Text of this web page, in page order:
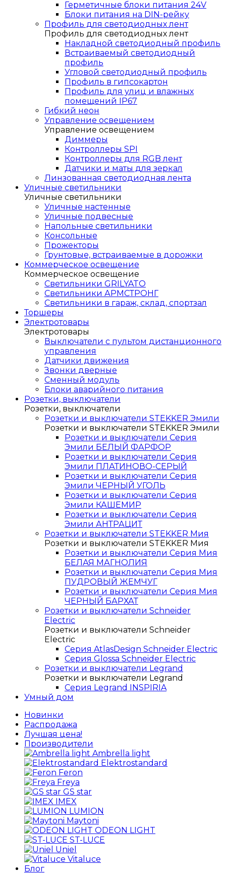
Герметичные блоки питания 24V
Блоки питания на DIN-рейку
Профиль для светодиодных лент
Профиль для светодиодных лент
Накладной светодиодный профиль
Встраиваемый светодиодный
профиль
Угловой светодиодный профиль
Профиль в гипсокартон
Профиль для улиц и влажных
помещений IP67
Гибкий неон
Управление освещением
Управление освещением
Диммеры
Контроллеры SPI
Контроллеры для RGB лент
Датчики и маты для зеркал
Линзованная светодиодная лента
Уличные светильники
Уличные светильники
Уличные настенные
Уличные подвесные
Напольные светильники
Консольные
Прожекторы
Грунтовые, встраиваемые в дорожки
Коммерческое освещение
Коммерческое освещение
Светильники GRILYATO
Светильники АРМСТРОНГ
Светильники в гараж, склад, спортзал
Торшеры
Электротовары
Электротовары
Выключатели с пультом дистанционного
управления
Датчики движения
Звонки дверные
Сменный модуль
Блоки аварийного питания
Розетки, выключатели
Розетки, выключатели
Розетки и выключатели STEKKER Эмили
Розетки и выключатели STEKKER Эмили
Розетки и выключатели Серия
Эмили БЕЛЫЙ ФАРФОР
Розетки и выключатели Серия
Эмили ПЛАТИНОВО-СЕРЫЙ
Розетки и выключатели Серия
Эмили ЧЕРНЫЙ УГОЛЬ
Розетки и выключатели Серия
Эмили КАШЕМИР
Розетки и выключатели Серия
Эмили АНТРАЦИТ
Розетки и выключатели STEKKER Мия
Розетки и выключатели STEKKER Мия
Розетки и выключатели Серия Мия
БЕЛАЯ МАГНОЛИЯ
Розетки и выключатели Серия Мия
ПУДРОВЫЙ ЖЕМЧУГ
Розетки и выключатели Серия Мия
ЧЕРНЫЙ БАРХАТ
Розетки и выключатели Schneider
Electric
Розетки и выключатели Schneider
Electric
Серия AtlasDesign Schneider Electric
Серия Glossa Schneider Electric
Розетки и выключатели Legrand
Розетки и выключатели Legrand
Серия Legrand INSPIRIA
Умный дом
Новинки
Распродажа
Лучшая цена!
Производители
Ambrella light
Elektrostandard
Feron
Freya
GS star
IMEX
LUMION
Maytoni
ODEON LIGHT
ST-LUCE
Uniel
Vitaluce
Блог